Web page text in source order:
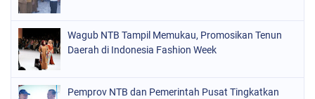
Wagub NTB Tampil Memukau, Promosikan Tenun
Daerah di Indonesia Fashion Week
Pemprov NTB dan Pemerintah Pusat Tingkatkan